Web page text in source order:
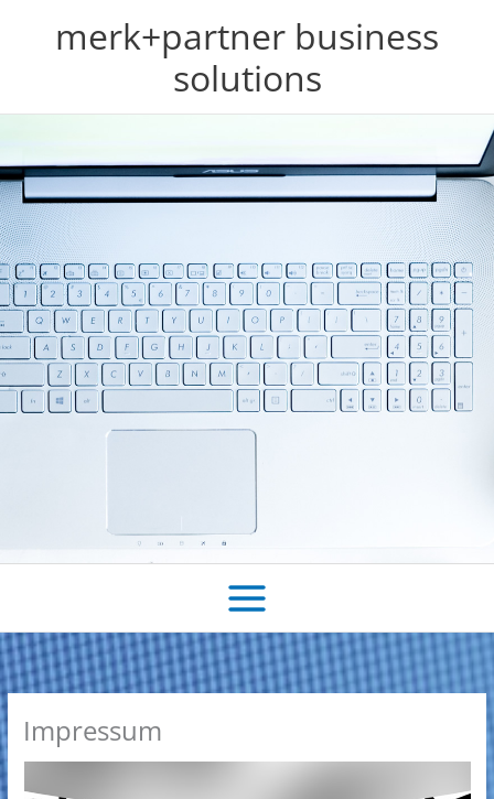
merk+partner business
solutions
Impressum